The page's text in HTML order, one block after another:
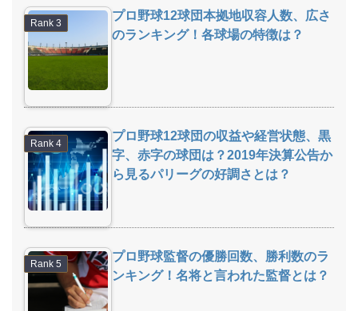
プロ野球12球団本拠地収容人数、広さ
のランキング！各球場の特徴は？
プロ野球12球団の収益や経営状態、黒
字、赤字の球団は？2019年決算公告か
ら見るパリーグの好調さとは？
プロ野球監督の優勝回数、勝利数のラ
ンキング！名将と言われた監督とは？